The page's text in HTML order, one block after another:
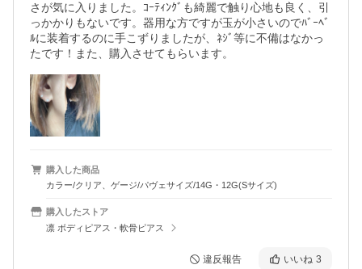
さが気に入りました。ｺｰﾃｨﾝｸﾞも綺麗で触り心地も良く、引
っかかりもないです。器用な方ですが玉が小さいのでﾊﾞｰﾍﾞ
ﾙに装着するのに手こずりましたが、ﾈｼﾞ等に不備はなかっ
たです！また、購入させてもらいます。
購入した商品
カラー/クリア、ゲージ/パヴェサイズ/14G・12G(Sサイズ)
購入したストア
凛 ボディピアス・軟骨ピアス
違反報告 いいね 3